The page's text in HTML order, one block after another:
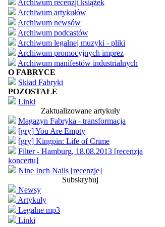
Archiwum recenzji książek
Archiwum artykułów
Archiwum newsów
Archiwum podcastów
Archiwum legalnej muzyki - pliki
Archiwum promocyjnych imprez
Archiwum manifestów industrialnych
O FABRYCE
Skład Fabryki
POZOSTAŁE
Linki
Zaktualizowane artykuły
Magazyn Fabryka - transformacja
[gry] You Are Empty
[gry] Kingpin: Life of Crime
Filter - Hamburg, 18.08.2013 [recenzja
koncertu]
Nine Inch Nails [recenzje]
Subskrybuj
Newsy
Artykuły
Legalne mp3
Linki